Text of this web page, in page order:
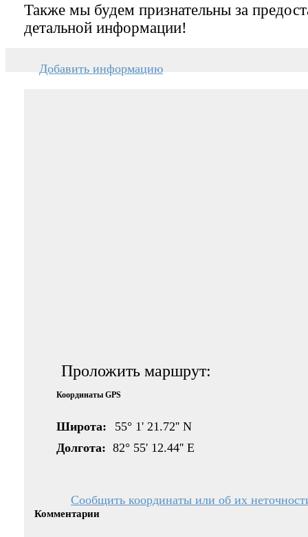
Также мы будем признательны за
детальной информации!
Добавить информацию
Проложить маршрут:
Координаты GPS
Широта:
55° 1' 21.72'' N
Долгота: 82° 55' 12.44'' E
Сообщить координаты или об их
Комментарии